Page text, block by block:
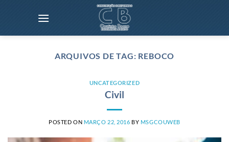
ARQUIVOS DE TAG: REBOCO
UNCATEGORIZED
Civil
POSTED ON MARÇO 22, 2016 BY MSGCOUWEB